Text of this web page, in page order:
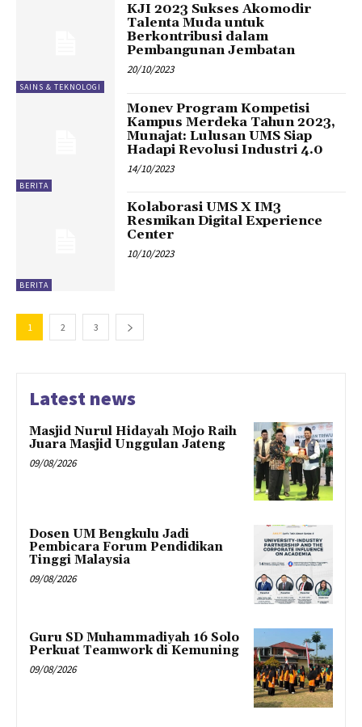
SAINS & TEKNOLOGI
KJI 2023 Sukses Akomodir
Talenta Muda untuk
Berkontribusi dalam
Pembangunan Jembatan
20/10/2023
BERITA
Monev Program Kompetisi
Kampus Merdeka Tahun 2023,
Munajat: Lulusan UMS Siap
Hadapi Revolusi Industri 4.0
14/10/2023
BERITA
Kolaborasi UMS X IM3
Resmikan Digital Experience
Center
10/10/2023
1 2 3
Latest news
Masjid Nurul Hidayah Mojo Raih
Juara Masjid Unggulan Jateng
09/08/2026
Dosen UM Bengkulu Jadi
Pembicara Forum Pendidikan
Tinggi Malaysia
09/08/2026
Guru SD Muhammadiyah 16 Solo
Perkuat Teamwork di Kemuning
09/08/2026